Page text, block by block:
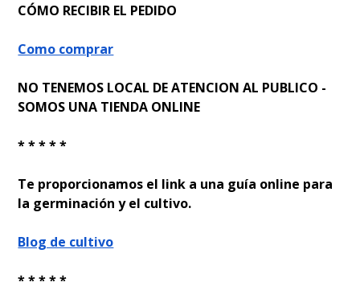
CÓMO RECIBIR EL PEDIDO
Como comprar
NO TENEMOS LOCAL DE ATENCION AL PUBLICO -
SOMOS UNA TIENDA ONLINE
* * * * *
Te proporcionamos el link a una guía online para
la germinación y el cultivo.
Blog de cultivo
* * * * *